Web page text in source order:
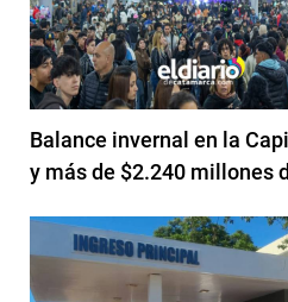
Balance invernal en la
y más de $2.240 millones